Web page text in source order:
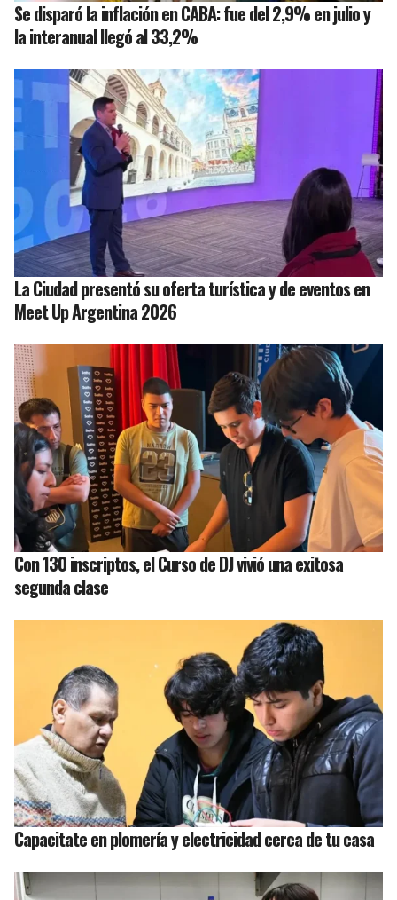
Se disparó la inflación en CABA: fue del 2,9% en julio y
la interanual llegó al 33,2%
La Ciudad presentó su oferta turística y de eventos en
Meet Up Argentina 2026
Con 130 inscriptos, el Curso de DJ vivió una exitosa
segunda clase
Capacitate en plomería y electricidad cerca de tu casa